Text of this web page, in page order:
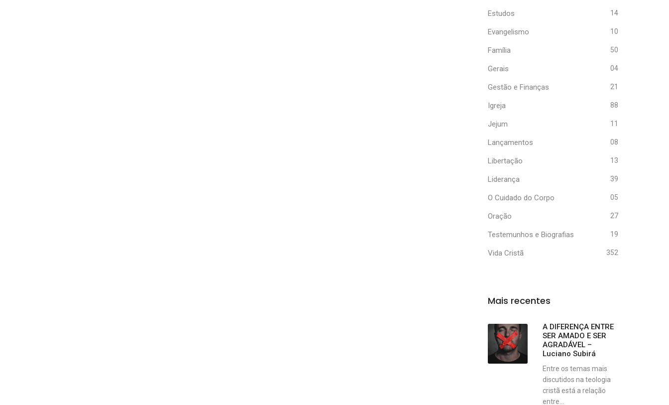
Estudos 14
Evangelismo 10
Família 50
Gerais 04
Gestão e Finanças 21
Igreja 88
Jejum 11
Lançamentos 08
Libertação 13
Liderança 39
O Cuidado do Corpo 05
Oração 27
Testemunhos e Biografias 19
Vida Cristã 352
Mais recentes
A DIFERENÇA ENTRE
SER AMADO E SER
AGRADÁVEL –
Luciano Subirá
Entre os temas mais
discutidos na teologia
cristã está a relação
entre...